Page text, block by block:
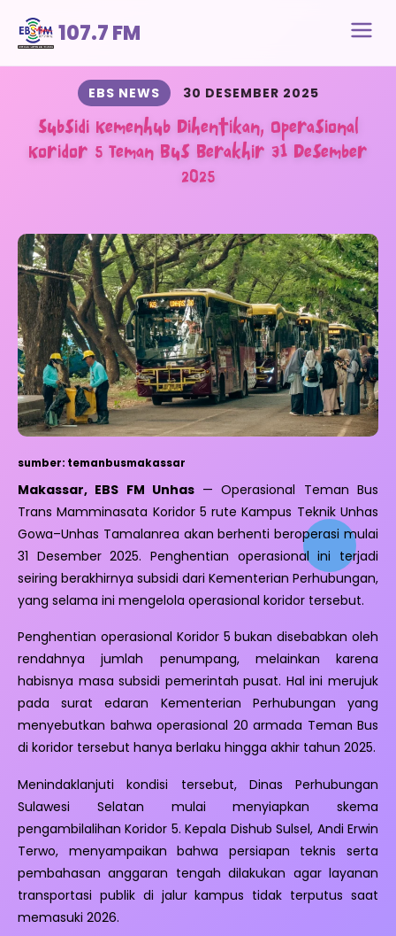
107.7 FM
EBS NEWS 30 DESEMBER 2025
Subsidi Kemenhub Dihentikan, Operasional
Koridor 5 Teman Bus Berakhir 31 Desember
2025
sumber: temanbusmakassar
Makassar, EBS FM Unhas— Operasional Teman Bus
Trans Mamminasata Koridor 5 rute Kampus Teknik Unhas
Gowa–Unhas Tamalanrea akan berhenti beroperasi mulai
31 Desember 2025. Penghentian operasional ini terjadi
seiring berakhirnya subsidi dari Kementerian Perhubungan,
yang selama ini mengelola operasional koridor tersebut.
Penghentian operasional Koridor 5 bukan disebabkan oleh
rendahnya jumlah penumpang, melainkan karena
habisnya masa subsidi pemerintah pusat. Hal ini merujuk
pada surat edaran Kementerian Perhubungan yang
menyebutkan bahwa operasional 20 armada Teman Bus
di koridor tersebut hanya berlaku hingga akhir tahun 2025.
Menindaklanjuti kondisi tersebut, Dinas Perhubungan
Sulawesi Selatan mulai menyiapkan skema
pengambilalihan Koridor 5. Kepala Dishub Sulsel, Andi Erwin
Terwo, menyampaikan bahwa persiapan teknis serta
pembahasan anggaran tengah dilakukan agar layanan
transportasi publik di jalur kampus tidak terputus saat
memasuki 2026.